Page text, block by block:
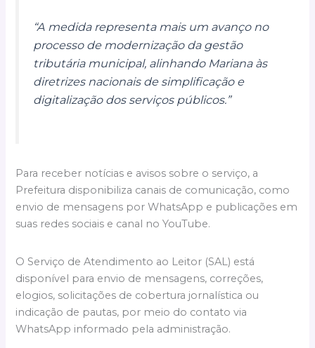
“A medida representa mais um avanço no
processo de modernização da gestão
tributária municipal, alinhando Mariana às
diretrizes nacionais de simplificação e
digitalização dos serviços públicos.”
Para receber notícias e avisos sobre o serviço, a
Prefeitura disponibiliza canais de comunicação, como
envio de mensagens por WhatsApp e publicações em
suas redes sociais e canal no YouTube.
O Serviço de Atendimento ao Leitor (SAL) está
disponível para envio de mensagens, correções,
elogios, solicitações de cobertura jornalística ou
indicação de pautas, por meio do contato via
WhatsApp informado pela administração.